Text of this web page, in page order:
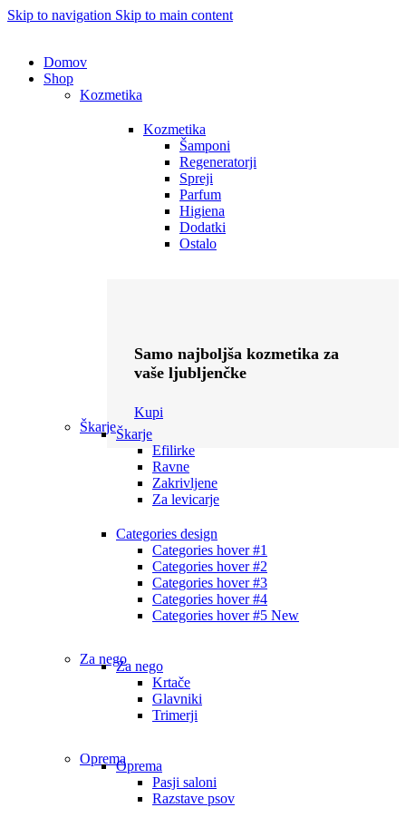
Skip to navigation Skip to main content
Domov
Shop
Kozmetika
Kozmetika
Šamponi
Regeneratorji
Spreji
Parfum
Higiena
Dodatki
Ostalo
Samo najboljša kozmetika za
vaše ljubljenčke
Kupi
ŠkarjeŠkarje
Efilirke
Ravne
Zakrivljene
Za levicarje
Categories design
Categories hover #1
Categories hover #2
Categories hover #3
Categories hover #4
Categories hover #5 New
Za negoZa nego
Krtače
Glavniki
Trimerji
OpremaOprema
Pasji saloni
Razstave psov